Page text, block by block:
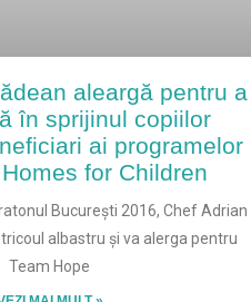
aleargă pentru a
în sprijinul copiilor
ai programelor
for Children
București 2016, Chef Adrian
albastru și va alerga pentru
Team Hope